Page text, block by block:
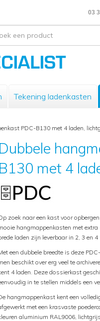
03
Tekening ladenkasten
PDC-B130 met 4 laden,
Dubbele
B130 met 4
zoek naar een kast voor
hangmappenkasten met
laden zijn leverbaar in 2, 3 en
een dubbele breedte is deze
beschikt over erg veel te
4 laden. Deze dossierkast
in te stellen middels een
hangmappenkast kent een
met een krasvaste
aluminium RAL9006,